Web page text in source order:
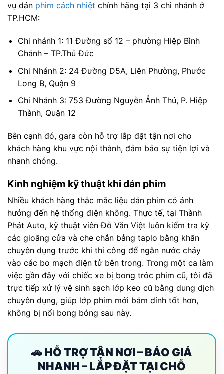
vụ dán phim cách nhiệt chính hãng tại 3 chi nhánh ở
TP.HCM:
Chi nhánh 1: 11 Đường số 12 – phường Hiệp Bình
Chánh – TP.Thủ Đức
Chi Nhánh 2: 24 Đường D5A, Liên Phường, Phước
Long B, Quận 9
Chi Nhánh 3: 753 Đường Nguyễn Ảnh Thủ, P. Hiệp
Thành, Quận 12
Bên cạnh đó, gara còn hỗ trợ lắp đặt tận nơi cho
khách hàng khu vực nội thành, đảm bảo sự tiện lợi và
nhanh chóng.
Kinh nghiệm kỹ thuật khi dán phim
Nhiều khách hàng thắc mắc liệu dán phim có ảnh
hưởng đến hệ thống điện không. Thực tế, tại Thành
Phát Auto, kỹ thuật viên Đỗ Văn Việt luôn kiểm tra kỹ
các gioăng cửa và che chắn bảng taplo bằng khăn
chuyên dụng trước khi thi công để ngăn nước chảy
vào các bo mạch điện tử bên trong. Trong một ca làm
việc gần đây với chiếc xe bị bong tróc phim cũ, tôi đã
trực tiếp xử lý vệ sinh sạch lớp keo cũ bằng dung dịch
chuyên dụng, giúp lớp phim mới bám dính tốt hơn,
không bị nổi bong bóng sau này.
🚗 HỖ TRỢ TẬN NƠI – BÁO GIÁ
NHANH – LẮP ĐẶT TẠI CHỖ